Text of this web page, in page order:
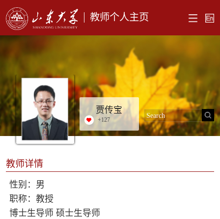
教师个人主页
贾传宝
+127
教师详情
性别：男
职称：教授
博士生导师 硕士生导师